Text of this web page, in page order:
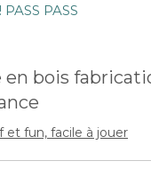
PASS
et fun, facile à jouer